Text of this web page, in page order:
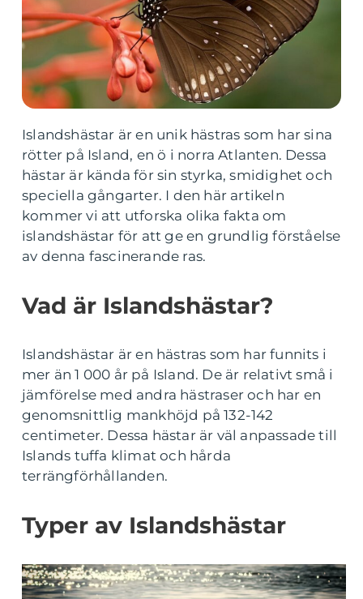
Islandshästar är en unik hästras som har sina
rötter på Island, en ö i norra Atlanten. Dessa
hästar är kända för sin styrka, smidighet och
speciella gångarter. I den här artikeln
kommer vi att utforska olika fakta om
islandshästar för att ge en grundlig förståelse
av denna fascinerande ras.
Vad är Islandshästar?
Islandshästar är en hästras som har funnits i
mer än 1 000 år på Island. De är relativt små i
jämförelse med andra hästraser och har en
genomsnittlig mankhöjd på 132-142
centimeter. Dessa hästar är väl anpassade till
Islands tuffa klimat och hårda
terrängförhållanden.
Typer av Islandshästar